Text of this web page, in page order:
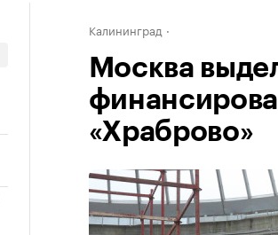
Калининград
Москва
«Храброво»